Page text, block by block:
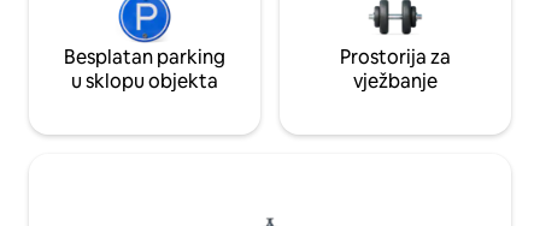
Besplatan parking
u sklopu objekta
Prostorija za
vježbanje